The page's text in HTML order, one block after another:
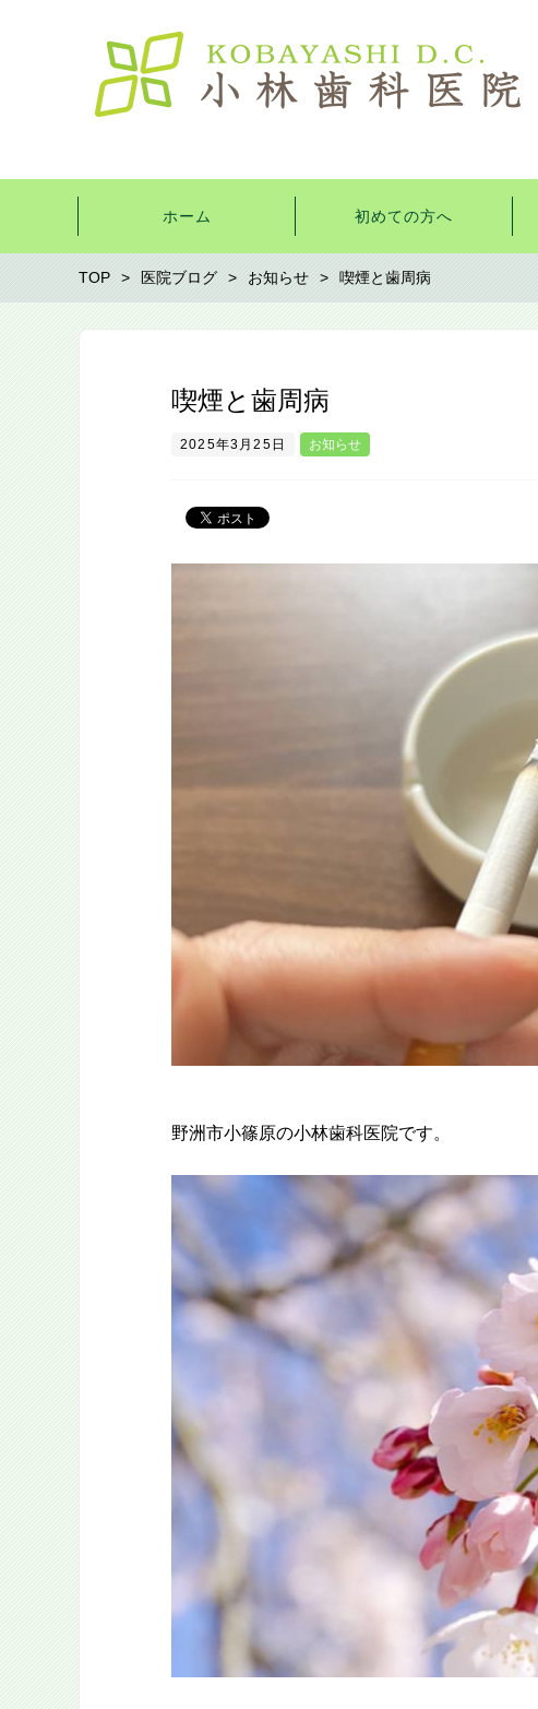
ホーム 初めての方へ
TOP 医院ブログ お知らせ 喫煙と⻭周病
喫煙と⻭周病
2025年3月25日 お知らせ
野洲市小篠原の小林歯科医院です。